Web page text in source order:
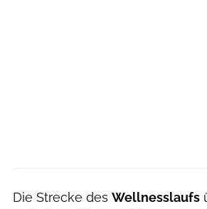
Die Strecke des Wellnesslaufs